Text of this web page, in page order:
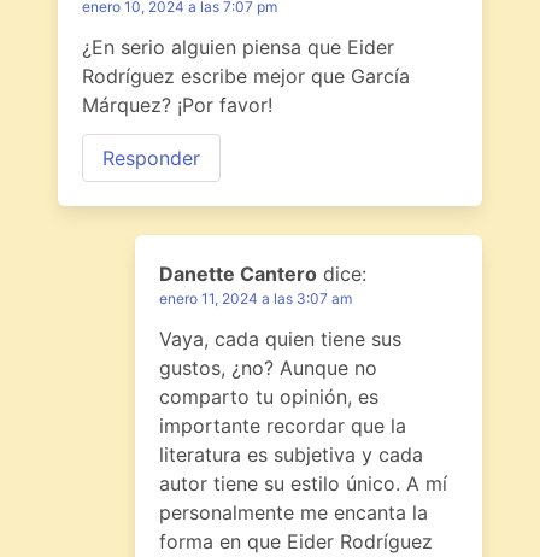
enero 10, 2024 a las 7:07 pm
¿En serio alguien piensa que Eider
Rodríguez escribe mejor que García
Márquez? ¡Por favor!
Responder
Danette Cantero dice:
enero 11, 2024 a las 3:07 am
Vaya, cada quien tiene sus
gustos, ¿no? Aunque no
comparto tu opinión, es
importante recordar que la
literatura es subjetiva y cada
autor tiene su estilo único. A mí
personalmente me encanta la
forma en que Eider Rodríguez